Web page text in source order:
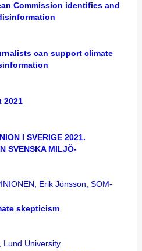
Commission identifies and
can support climate
2021
I SVERIGE 2021.
SVENSKA MILJÖ-
Erik Jönsson, SOM-
skepticism
Lund University